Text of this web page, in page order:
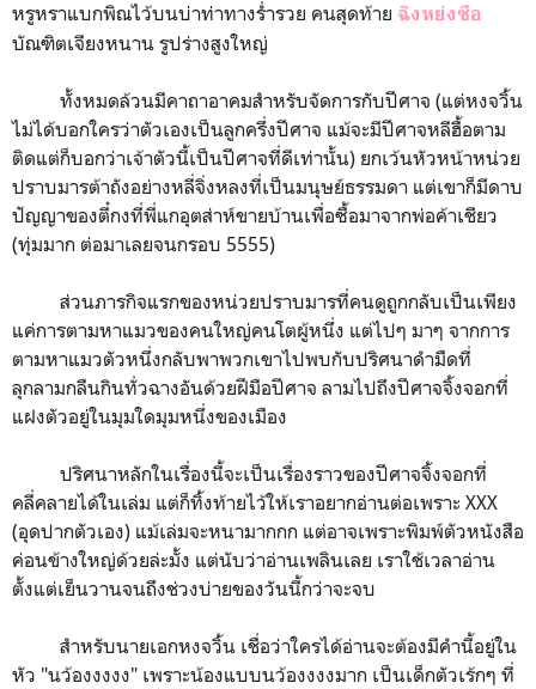
หรูหราแบกพิณไว้บนบ่าท่าทางร่ำรวย คนสุดท้าย ฉิงหย่งซือ
บัณฑิตเจียงหนาน รูปร่างสูงใหญ่
ทั้งหมดล้วนมีคาถาอาคมสำหรับจัดการกับปีศาจ (แต่หงจวิ้น
ไม่ได้บอกใครว่าตัวเองเป็นลูกครึ่งปีศาจ แม้จะมีปีศาจหลีฮื้อตาม
ติดแต่ก็บอกว่าเจ้าตัวนี้เป็นปีศาจที่ดีเท่านั้น) ยกเว้นหัวหน้าหน่วย
ปราบมารต้าถังอย่างหลี่จิ่งหลงที่เป็นมนุษย์ธรรมดา แต่เขาก็มีดาบ
ปัญญาของตี๋กงที่พี่แกอุตส่าห์ขายบ้านเพื่อซื้อมาจากพ่อค้าเชียว
(ทุ่มมาก ต่อมาเลยจนกรอบ 5555)
ส่วนภารกิจแรกของหน่วยปราบมารที่คนดูถูกกลับเป็นเพียง
แค่การตามหาแมวของคนใหญ่คนโตผู้หนึ่ง แต่ไปๆ มาๆ จากการ
ตามหาแมวตัวหนึ่งกลับพาพวกเขาไปพบกับปริศนาดำมืดที่
ลุกลามกลืนกินทั่วฉางอันด้วยฝีมือปีศาจ ลามไปถึงปีศาจจิ้งจอกที่
แฝงตัวอยู่ในมุมใดมุมหนึ่งของเมือง
ปริศนาหลักในเรื่องนี้จะเป็นเรื่องราวของปีศาจจิ้งจอกที่
คลี่คลายได้ในเล่ม แต่ก็ทิ้งท้ายไว้ให้เราอยากอ่านต่อเพราะ XXX
(อุดปากตัวเอง) แม้เล่มจะหนามากกก แต่อาจเพราะพิมพ์ตัวหนังสือ
ค่อนข้างใหญ่ด้วยล่ะมั้ง แต่นับว่าอ่านเพลินเลย เราใช้เวลาอ่าน
ตั้งแต่เย็นวานจนถึงช่วงบ่ายของวันนี้กว่าจะจบ
สำหรับนายเอกหงจวิ้น เชื่อว่าใครได้อ่านจะต้องมีคำนี้อยู่ใน
หัว "นว้องงงงง" เพราะน้องแบบนว้องงงงมาก เป็นเด็กตัวเร้กๆ ที่